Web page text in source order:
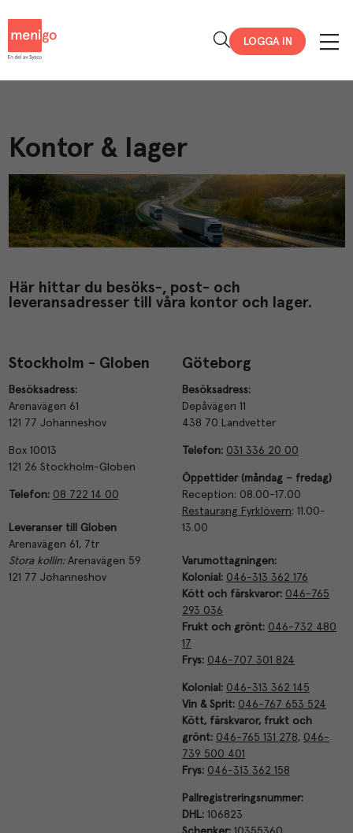
LOGGA IN
Kontor & lager
Här hittar du besöks-, post- och
leveransadresser till våra kontor och lager.
Stockholm - Globen
Besöksadress:
Arenavägen 61
121 77 Johanneshov
Box 10013
121 26 Stockholm-Globen
Telefon: 08 722 14 00
Leveranser till
Globen
Arenavägen 61, 7tr
Stora kollin:Arenavägen 59
121 77 Johanneshov
Göteborg
Besöksadress:
Depåvägen 11
438 70 Landvetter
Telefon: 031 336 20 00
Öppettider (måndag – fredag)
Reception: 08.00-17.00
Restaurang Fyrklövern: 11.00-
13.00
Varumottagningen:
Kolonial: 046-313 362 176
Kött och färskvaror: 046-765
293 036
Frukt och grönt: 046-732 480
17
Frys: 046-707 301 824
Kolonial: 046-313 362 145
Vin & Sprit: 046-767 653 524
Kött, färskvaror, frukt och
grönt: 046-765 131 278, 046-
739 500 401
Frys: 046-313 362 158
Pallregistreringsnummer:
DHL: 106823